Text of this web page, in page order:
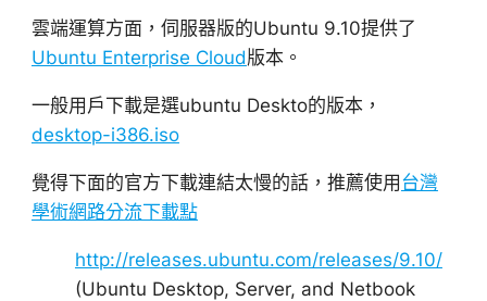
雲端運算方面，伺服器版的Ubuntu 9.10提供了
Ubuntu Enterprise Cloud版本。
一般用戶下載是選ubuntu Deskto的版本，
desktop-i386.iso
覺得下面的官方下載連結太慢的話，推薦使用台灣
學術網路分流下載點
http://releases.ubuntu.com/releases/9.10/
(Ubuntu Desktop, Server, and Netbook